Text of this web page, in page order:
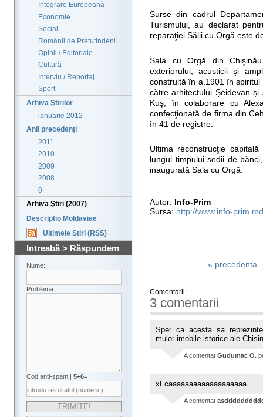
Integrare Europeană
Economie
Social
Românii de Pretutindeni
Opinii / Editoriale
Cultură
Interviu / Reportaj
Sport
Arhiva Ştirilor
ianuarie 2012
Anii precedenţi
2011
2010
2009
2008
0
Arhiva Ştiri (2007)
Descriptio Moldaviae
Ultimele Stiri (RSS)
Intreabă > Răspundem
Nume:
Problema:
Cod anti-spam | 5+6=
Surse din cadrul
Turismului, au declarat
reparaţiei Sălii cu Orgă este
Sala cu Orgă din
exteriorului, acusticii şi
construită în a.1901 în
către arhitectului Şeidevan
Kuş, în colaborare cu
confecţionată de firma din
în 41 de registre.
Ultima reconstrucţie
lungul timpului sedii de
inaugurată Sala cu Orgă.
Autor: Info-Prim
Sursa: http://www.info-
« precedenta
Comentarii:
3 comentarii
Sper ca acesta sa
mulor imobile istorice ale
A comentat Gudumac O.
xFcaaaaaaaaaaaaaaaaaaa
A comentat